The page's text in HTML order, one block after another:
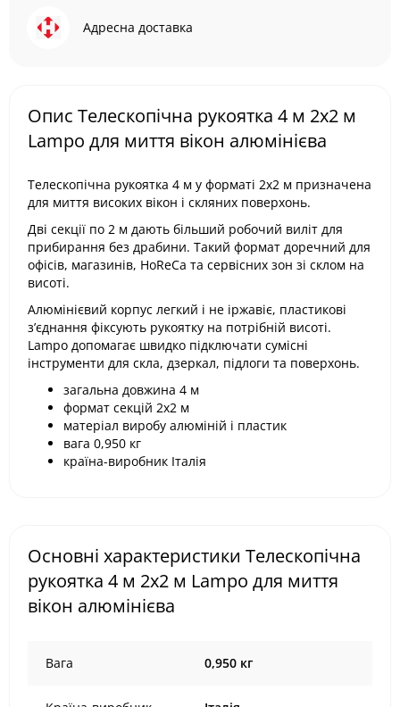
Адресна доставка
Опис Телескопічна рукоятка 4 м 2х2 м
Lampo для миття вікон алюмінієва
Телескопічна рукоятка 4 м у форматі 2х2 м призначена
для миття високих вікон і скляних поверхонь.
Дві секції по 2 м дають більший робочий виліт для
прибирання без драбини. Такий формат доречний для
офісів, магазинів, HoReCa та сервісних зон зі склом на
висоті.
Алюмінієвий корпус легкий і не іржавіє, пластикові
з’єднання фіксують рукоятку на потрібній висоті.
Lampo допомагає швидко підключати сумісні
інструменти для скла, дзеркал, підлоги та поверхонь.
загальна довжина 4 м
формат секцій 2х2 м
матеріал виробу алюміній і пластик
вага 0,950 кг
країна-виробник Італія
Основні характеристики Телескопічна
рукоятка 4 м 2х2 м Lampo для миття
вікон алюмінієва
Вага 0,950 кг